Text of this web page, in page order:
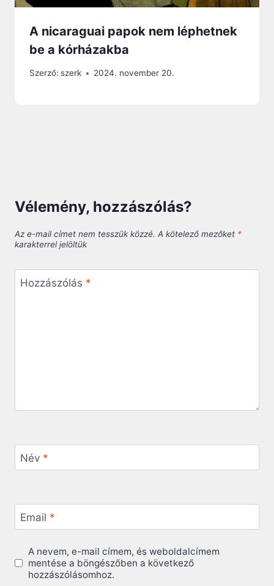
A nicaraguai papok nem léphetnek
be a kórházakba
Szerző: szerk 2024. november 20.
Vélemény, hozzászólás?
Az e-mail címet nem tesszük közzé. A kötelező mezőket *
karakterrel jelöltük
Hozzászólás *
Név *
Email *
A nevem, e-mail címem, és weboldalcímem
mentése a böngészőben a következő
hozzászólásomhoz.